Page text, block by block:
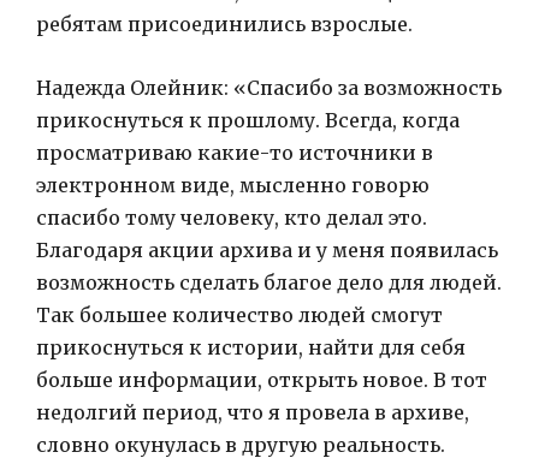
ребятам присоединились взрослые.
Надежда Олейник: «Спасибо за возможность
прикоснуться к прошлому. Всегда, когда
просматриваю какие-то источники в
электронном виде, мысленно говорю
спасибо тому человеку, кто делал это.
Благодаря акции архива и у меня появилась
возможность сделать благое дело для людей.
Так большее количество людей смогут
прикоснуться к истории, найти для себя
больше информации, открыть новое. В тот
недолгий период, что я провела в архиве,
словно окунулась в другую реальность.